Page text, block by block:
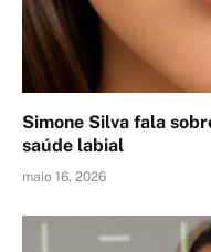
Simone Silva fala
saúde labial
maio 16, 2026